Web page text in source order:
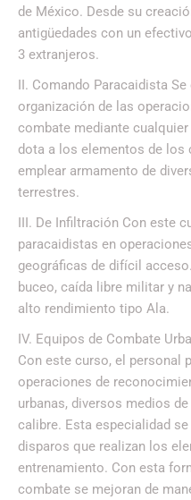
de México. Desde su
antigüedades con un
3 extranjeros.
II. Comando Paracaidista
organización de las
combate mediante
dota a los elementos de
emplear armamento de
terrestres.
III. De Infiltración Con este
paracaidistas en
geográficas de difícil
buceo, caída libre militar y
alto rendimiento tipo Ala.
IV. Equipos de Combate
Con este curso, el personal
operaciones de
urbanas, diversos medios
calibre. Esta especialidad
disparos que realizan los
entrenamiento. Con esta
combate se mejoran de